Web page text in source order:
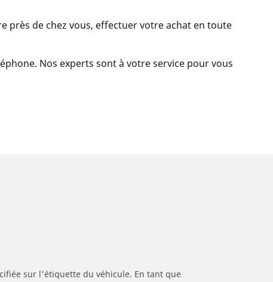
près de chez vous, effectuer votre achat en toute
Nos experts sont à votre service pour vous
sur l'étiquette du véhicule. En tant que